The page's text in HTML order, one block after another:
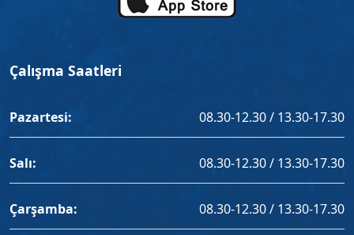
Çalışma Saatleri
Pazartesi: 08.30-12.30 / 13.30-17.30
Salı: 08.30-12.30 / 13.30-17.30
Çarşamba: 08.30-12.30 / 13.30-17.30